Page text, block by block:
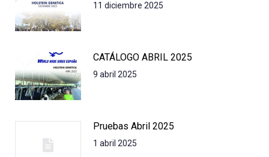
11 diciembre 2025
CATÁLOGO ABRIL 2025
9 abril 2025
Pruebas Abril 2025
1 abril 2025